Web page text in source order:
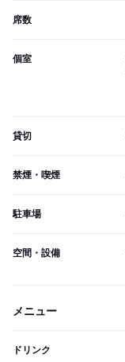
席数
個室
貸切
禁煙・喫煙
駐車場
空間・設備
メニュー
ドリンク